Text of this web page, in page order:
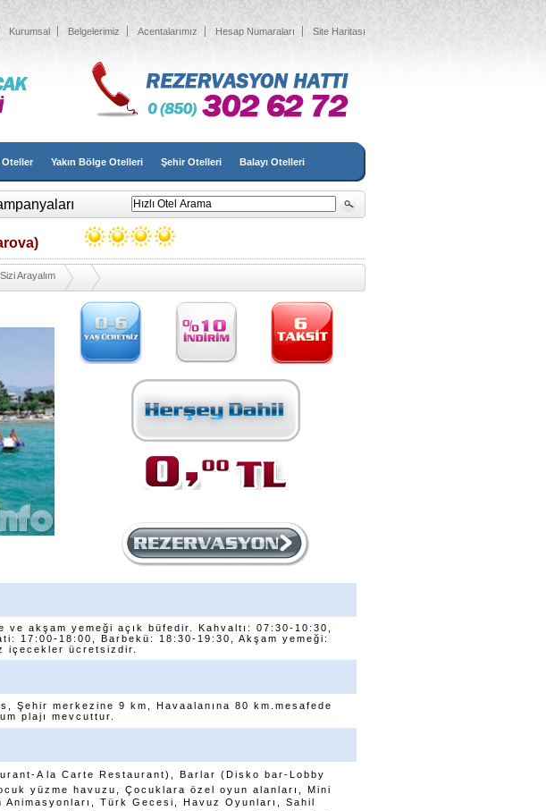
Kurumsal Belgelerimiz Acentalarımız Hesap Numaraları Site Haritası
Oteller Yakın Bölge Otelleri Şehir Otelleri Balayı Otelleri
Sizi Arayalım
ve akşam yemeği açık büfedir. Kahvaltı: 07:30-10:30,
17:00-18:00, Barbekü: 18:30-19:30, Akşam yemeği:
içecekler ücretsizdir.
Şehir merkezine 9 km, Havaalanına 80 km.mesafede
plajı mevcuttur.
Ala Carte Restaurant), Barlar (Disko bar-Lobby
yüzme havuzu, Çocuklara özel oyun alanları, Mini
Animasyonları, Türk Gecesi, Havuz Oyunları, Sahil